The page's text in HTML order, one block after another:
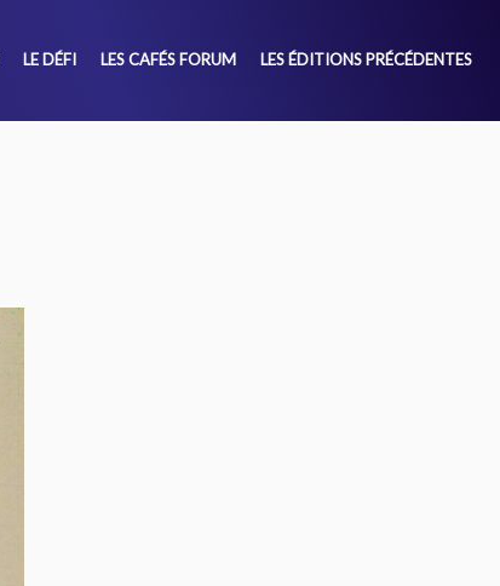
LE DÉFI LES CAFÉS FORUM LES ÉDITIONS PRÉCÉDENTES